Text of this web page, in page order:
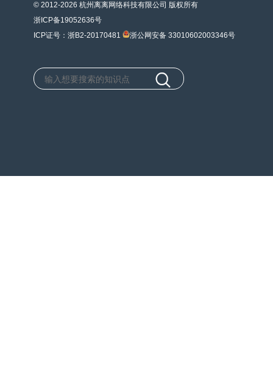
© 2012-2026 杭州离离网络科技有限公司 版权所有
浙ICP备19052636号
ICP证号：浙B2-20170481
浙公网安备 33010602003346号